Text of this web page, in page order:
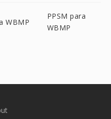
WBMP
PPSM para
WBMP